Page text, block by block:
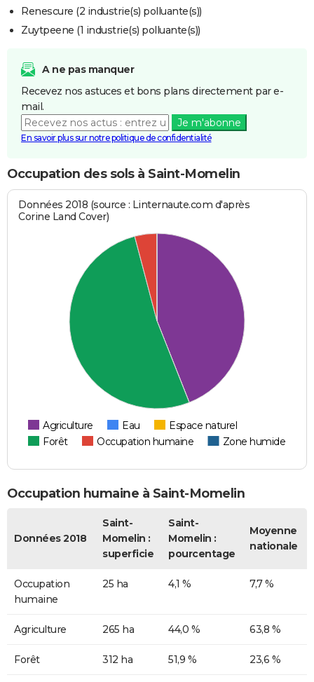
Renescure (2 industrie(s) polluante(s))
Zuytpeene (1 industrie(s) polluante(s))
A ne pas manquer
Recevez nos astuces et bons plans directement par e-
mail.
Je m'abonne
En savoir plus sur notre politique de confidentialité
Occupation des sols à Saint-Momelin
Données 2018 (source : Linternaute.com d'après
Corine Land Cover)
Agriculture Eau
Espace naturel
Forêt
Occupation humaine Zone humide
Occupation humaine à Saint-Momelin
Données 2018
Saint-
Momelin :
superficie
Saint-
Momelin :
pourcentage
Moyenne
nationale
Occupation
humaine
25 ha 4,1 % 7,7 %
Agriculture 265 ha 44,0 % 63,8 %
Forêt 312 ha 51,9 % 23,6 %